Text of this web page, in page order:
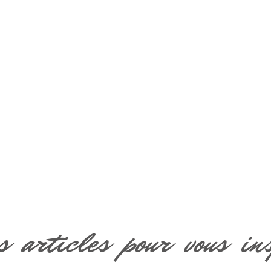
articles pour vous